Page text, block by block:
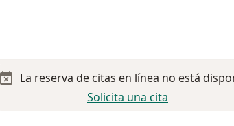
La reserva de citas en línea no está
Solicita una cita